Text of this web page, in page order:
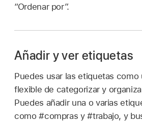
“Ordenar por”.
Añadir y ver etiquetas
Puedes usar las etiquetas como
flexible de categorizar y
Puedes añadir una o varias
como #compras y #trabajo, y